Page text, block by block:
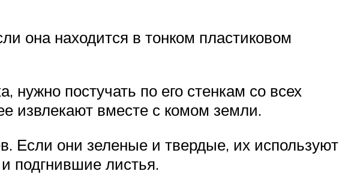
она находится в тонком пластиковом
нужно постучать по его стенкам со всех
извлекают вместе с комом земли.
Если они зеленые и твердые, их используют
подгнившие листья.